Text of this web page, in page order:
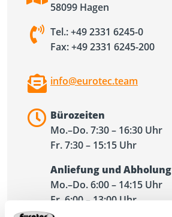
58099 Hagen
Tel.: +49 2331 6245-0
Fax: +49 2331 6245-200
info@eurotec.team
Bürozeiten
Mo.–Do. 7:30 – 16:30 Uhr
Fr. 7:30 – 15:15 Uhr
Anliefung und Abholung
Mo.–Do. 6:00 – 14:15 Uhr
Fr. 6:00 – 13:00 Uhr